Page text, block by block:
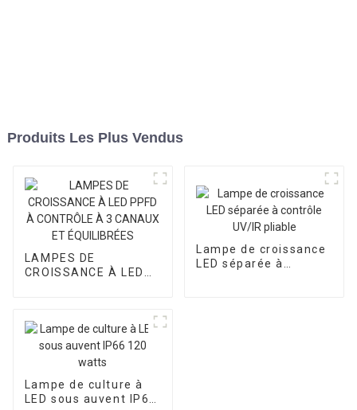
Produits Les Plus Vendus
LAMPES DE
CROISSANCE À LED
Lampe de croissance
LED séparée à
Lampe de culture à
LED sous auvent IP66